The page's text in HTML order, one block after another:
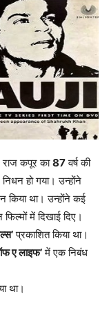
कपूर का87वर्ष की
हो गया। उन्होंने
किया था। उन्होंने कई
में दिखाई दिए।
प्रकाशित किया था।
ए लाइफ’में एक निबंध
था।